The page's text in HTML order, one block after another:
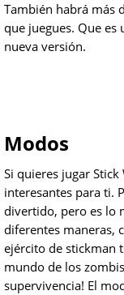
También habrá más
que juegues. Que es
nueva versión.
Modos
Si quieres jugar
interesantes para ti.
divertido, pero es lo
diferentes maneras,
ejército de stickman
mundo de los
supervivencia! El